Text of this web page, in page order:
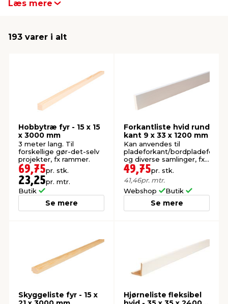
& ukrudt
& standere
Læs mere
193 varer i alt
Hobbytræ fyr - 15 x 15
x 3000 mm
3 meter lang. Til
forskellige gør-det-selv
projekter, fx rammer.
69,75pr. stk.
23,25pr. mtr.
Butik
Se mere
Forkantliste hvid rund
kant 9 x 33 x 1200 mm
Kan anvendes til
pladeforkant/
og diverse samlinger, fx
ved vinduer og døre.
FSC®-mærket.
49,75pr. stk.
41,46pr. mtr.
Webshop
Butik
Se mere
Skyggeliste fyr - 15 x
Hjørneliste fleksibel